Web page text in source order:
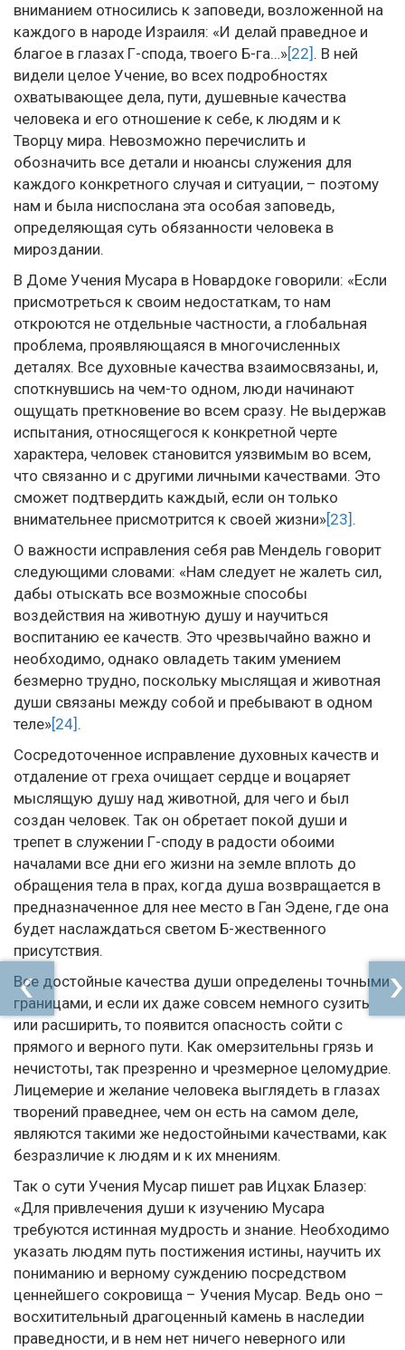
вниманием относились к заповеди, возложенной на
каждого в народе Израиля: «И делай праведное и
благое в глазах Г-спода, твоего Б-га…»[22] . В ней
видели целое Учение, во всех подробностях
охватывающее дела, пути, душевные качества
человека и его отношение к себе, к людям и к
Творцу мира. Невозможно перечислить и
обозначить все детали и нюансы служения для
каждого конкретного случая и ситуации, – поэтому
нам и была ниспослана эта особая заповедь,
определяющая суть обязанности человека в
мироздании.
В Доме Учения Мусара в Новардоке говорили: «Если
присмотреться к своим недостаткам, то нам
откроются не отдельные частности, а глобальная
проблема, проявляющаяся в многочисленных
деталях. Все духовные качества взаимосвязаны, и,
споткнувшись на чем-то одном, люди начинают
ощущать преткновение во всем сразу. Не выдержав
испытания, относящегося к конкретной черте
характера, человек становится уязвимым во всем,
что связанно и с другими личными качествами. Это
сможет подтвердить каждый, если он только
внимательнее присмотрится к своей жизни»[23] .
О важности исправления себя рав Мендель говорит
следующими словами: «Нам следует не жалеть сил,
дабы отыскать все возможные способы
воздействия на животную душу и научиться
воспитанию ее качеств. Это чрезвычайно важно и
необходимо, однако овладеть таким умением
безмерно трудно, поскольку мыслящая и животная
души связаны между собой и пребывают в одном
теле»[24] .
Сосредоточенное исправление духовных качеств и
отдаление от греха очищает сердце и воцаряет
мыслящую душу над животной, для чего и был
создан человек. Так он обретает покой души и
трепет в служении Г-споду в радости обоими
началами все дни его жизни на земле вплоть до
обращения тела в прах, когда душа возвращается в
предназначенное для нее место в Ган Эдене, где она
будет наслаждаться светом Б-жественного
присутствия.
Все достойные качества души определены точными
границами, и если их даже совсем немного сузить
или расширить, то появится опасность сойти с
прямого и верного пути. Как омерзительны грязь и
нечистоты, так презренно и чрезмерное целомудрие.
Лицемерие и желание человека выглядеть в глазах
творений праведнее, чем он есть на самом деле,
являются такими же недостойными качествами, как
безразличие к людям и к их мнениям.
Так о сути Учения Мусар пишет рав Ицхак Блазер:
«Для привлечения души к изучению Мусара
требуются истинная мудрость и знание. Необходимо
указать людям путь постижения истины, научить их
пониманию и верному суждению посредством
ценнейшего сокровища – Учения Мусар. Ведь оно –
восхитительный драгоценный камень в наследии
праведности, и в нем нет ничего неверного или